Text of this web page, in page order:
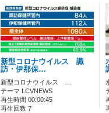
新型コロナウイルス 諏
訪・伊那保…
新型コロナウイルス …
テーマ LCVNEWS
再生時間 00:00:45
再生回数 7